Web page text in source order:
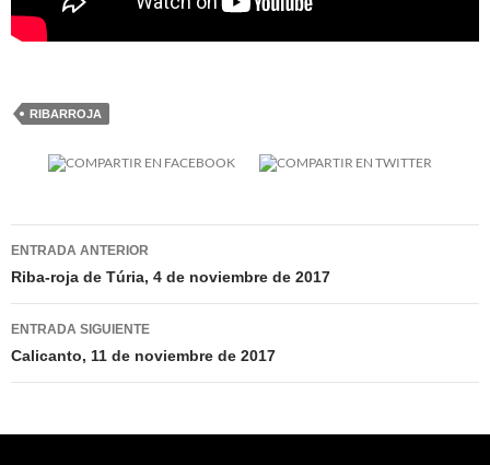
RIBARROJA
Navegación
de
entradas
ENTRADA ANTERIOR
Riba-roja de Túria, 4 de noviembre de 2017
ENTRADA SIGUIENTE
Calicanto, 11 de noviembre de 2017